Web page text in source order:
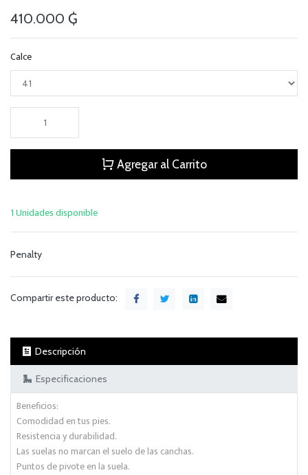
410.000 ₲
Calce
Agregar al Carrito
1 Unidades disponible
Penalty
Compartir este producto:
Descripción
Especificaciones
Beneficios:
Comodidad en tus pies.
Resistencia y durabilidad.
Las suelas no marcan el suelo de las canchas.
Puntos de pivote en la suela.